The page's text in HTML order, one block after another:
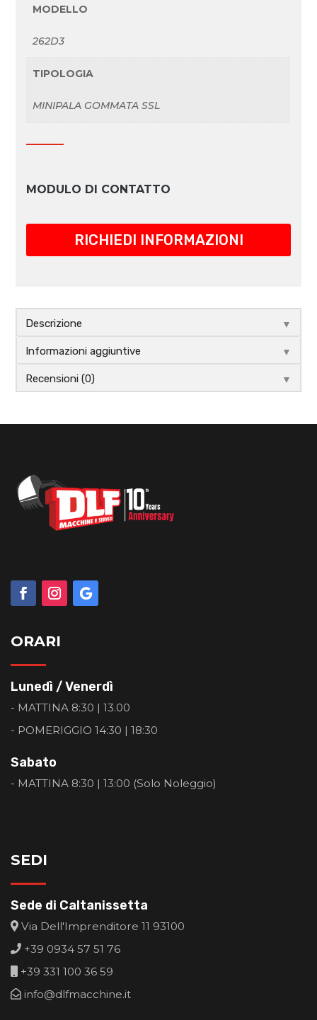
MODELLO
262D3
TIPOLOGIA
MINIPALA GOMMATA SSL
MODULO DI CONTATTO
Descrizione ▼
Informazioni aggiuntive ▼
Recensioni (0) ▼
ORARI
Lunedì / Venerdì
- MATTINA 8:30 | 13.00
- POMERIGGIO 14:30 | 18:30
Sabato
- MATTINA 8:30 | 13:00 (Solo Noleggio)
SEDI
Sede di Caltanissetta
Via Dell'Imprenditore 11 93100
+39 0934 57 51 76
+39 331 100 36 59
info@dlfmacchine.it